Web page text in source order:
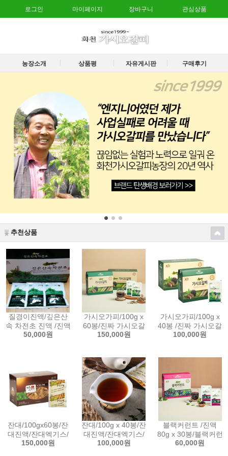
로그인 마이페이지 장바구니 관심상품
농장소개 상품평 자유게시판 구매후기
추천상품
질경이진액/깊은산
속 차전초 진액 /진액
100g x 30봉/질경이
50,000원
가시오가피/100g x
60봉/진짜 가시오갈
피진액/직접생산/국
150,000원
가시오가피/100g x
40봉 /진짜 가시오갈
피진액/직접생산/국
100,000원
잔대/100gx60봉/잔
대진액/잔대엑기스/
직접생산/국내산
150,000원
잔대/100g x 40봉/잔
대진액/잔대엑기스/
직접생산/국내산
100,000원
블랙커런트 /진액
80g x 30봉/블랙커런
트 진액/엑기스/직접
60,000원